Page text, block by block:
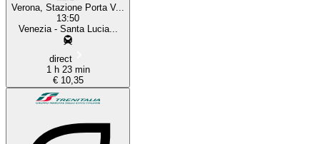
Verona, Stazione Porta V...
13:50
Venezia - Santa Lucia...
direct
1 h 23 min
€ 10,35